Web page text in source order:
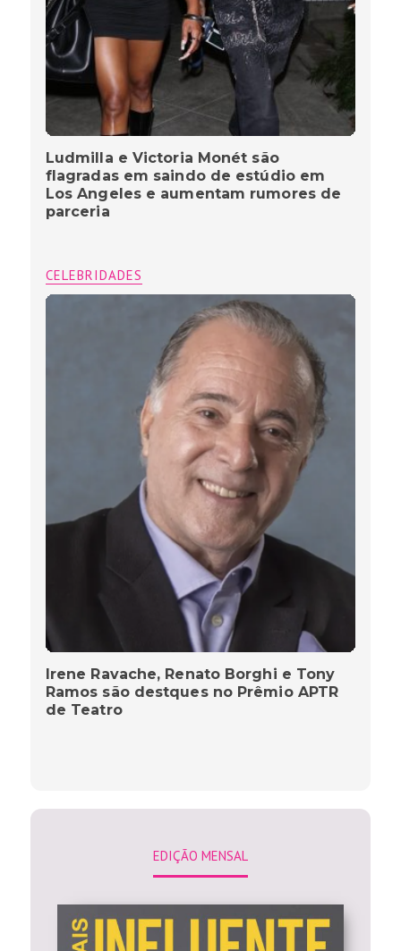
Ludmilla e Victoria Monét são
flagradas em saindo de estúdio em
Los Angeles e aumentam rumores de
parceria
CELEBRIDADES
Irene Ravache, Renato Borghi e Tony
Ramos são destques no Prêmio APTR
de Teatro
EDIÇÃO MENSAL